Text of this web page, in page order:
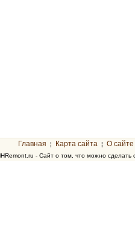
Главная ¦ Карта сайта ¦ О сайте
- Сайт о том, что можно сделать